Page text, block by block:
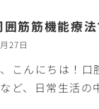
囲筋筋機能療
27日
こんにちは！
ど、日常生活